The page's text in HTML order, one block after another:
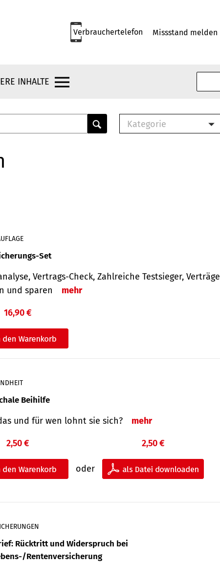
Verbrauchertelefon Missstand melden
INHALTE
Kategorie
Set
Vertrags-Check, Zahlreiche Testsieger, Verträge
und sparen
mehr
16,90 €
Beihilfe
und für wen lohnt sie sich? mehr
2,50 €
oder
2,50 €
Rücktritt und Widerspruch bei
Rentenversicherung